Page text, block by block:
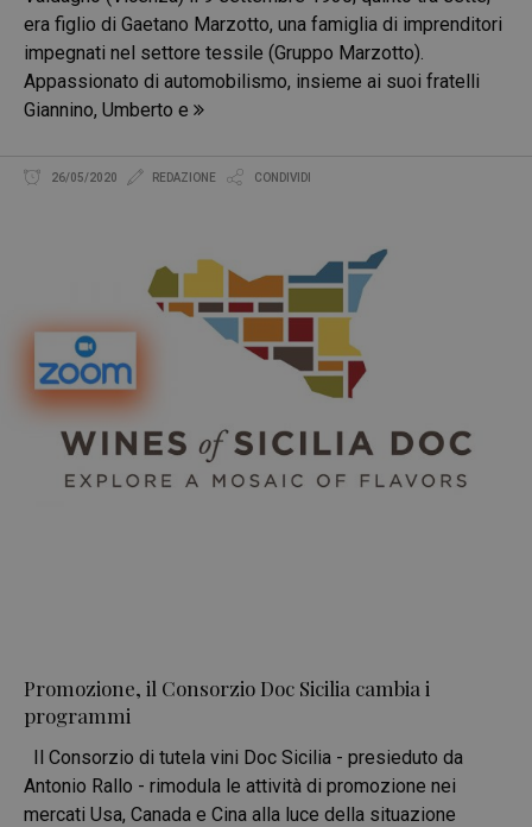
era figlio di Gaetano Marzotto, una famiglia di imprenditori
impegnati nel settore tessile (Gruppo Marzotto).
Appassionato di automobilismo, insieme ai suoi fratelli
Giannino, Umberto e
26/05/2020 REDAZIONE CONDIVIDI
Promozione, il Consorzio Doc Sicilia cambia i
programmi
Il Consorzio di tutela vini Doc Sicilia - presieduto da
Antonio Rallo - rimodula le attività di promozione nei
mercati Usa, Canada e Cina alla luce della situazione